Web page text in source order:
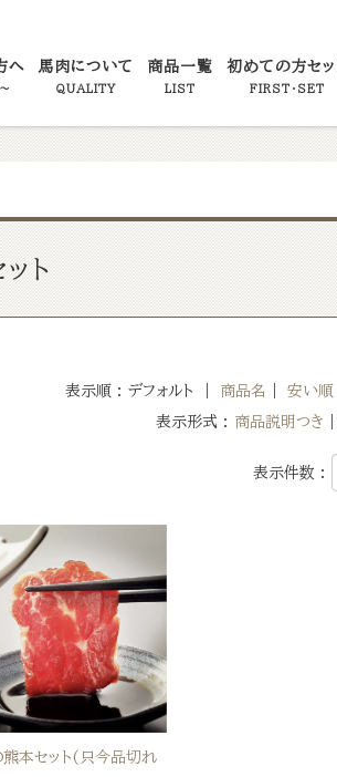
へ 馬肉について
QUALITY
商品一覧
LIST
初めての方セッ
FIRST・SET
ト
表示順 : デフォルト ｜ 商品名 安い順
表示形式 : 商品説明つき
表示件数 :
熊本セット(只今品切れ